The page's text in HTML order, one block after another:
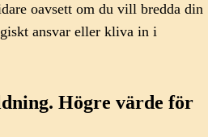
oavsett om du vill bredda din
ansvar eller kliva in i
Högre värde för